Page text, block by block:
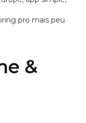
pro mais peu
&